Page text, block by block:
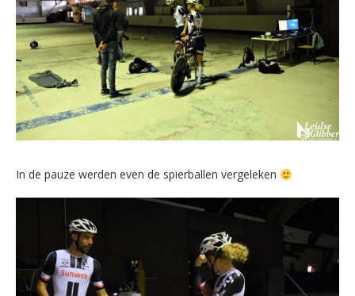
In de pauze werden even de spierballen vergeleken